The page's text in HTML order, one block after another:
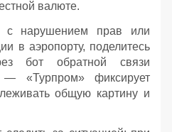
валюте.
с нарушением прав или
в аэропорту, поделитесь
бот обратной связи
— «Турпром» фиксирует
общую картину и